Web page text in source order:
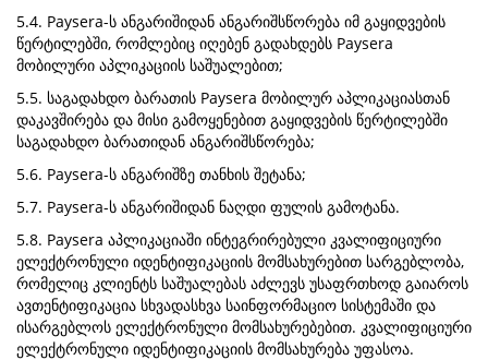
5.4. Paysera-ს ანგარიშიდან ანგარიშსწორება იმ გაყიდვების
წერტილებში, რომლებიც იღებენ გადახდებს Paysera
მობილური აპლიკაციის საშუალებით;
5.5. საგადახდო ბარათის Paysera მობილურ აპლიკაციასთან
დაკავშირება და მისი გამოყენებით გაყიდვების წერტილებში
საგადახდო ბარათიდან ანგარიშსწორება;
5.6. Paysera-ს ანგარიშზე თანხის შეტანა;
5.7. Paysera-ს ანგარიშიდან ნაღდი ფულის გამოტანა.
5.8. Paysera აპლიკაციაში ინტეგრირებული კვალიფიციური
ელექტრონული იდენტიფიკაციის მომსახურებით სარგებლობა,
რომელიც კლიენტს საშუალებას აძლევს უსაფრთხოდ გაიაროს
ავთენტიფიკაცია სხვადასხვა საინფორმაციო სისტემაში და
ისარგებლოს ელექტრონული მომსახურებებით. კვალიფიციური
ელექტრონული იდენტიფიკაციის მომსახურება უფასოა.